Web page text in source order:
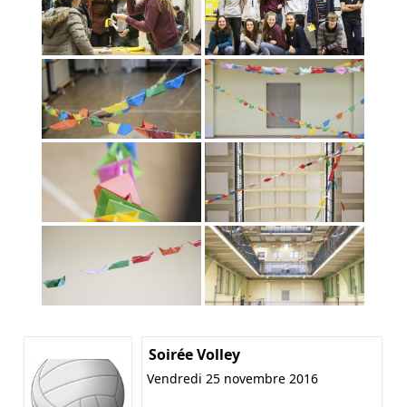
Soirée Volley
Vendredi 25 novembre 2016